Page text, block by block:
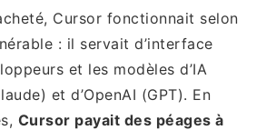
Cursor fonctionnait selon
: il servait d’interface
et les modèles d’IA
et d’OpenAI (GPT). En
Cursor payait des péages à